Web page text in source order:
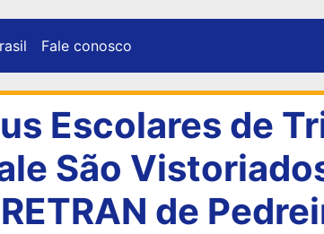
Fale conosco
Escolares de
São
de